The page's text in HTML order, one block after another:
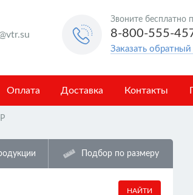
Звоните бесплатно
8-800-555-
Заказать
Оплата Доставка Контакты
НАЙТИ
Подбор по размеру